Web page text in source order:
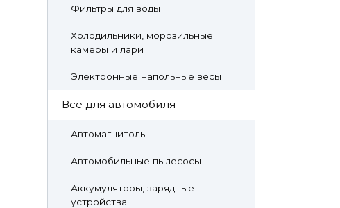
Фильтры для воды
Холодильники, морозильные
камеры и лари
Электронные напольные весы
Всё для автомобиля
Автомагнитолы
Автомобильные пылесосы
Аккумуляторы, зарядные
устройства